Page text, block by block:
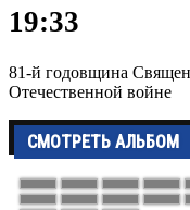
19:33
81-й годовщина
Отечественной войне
СМОТРЕТЬ АЛЬБОМ